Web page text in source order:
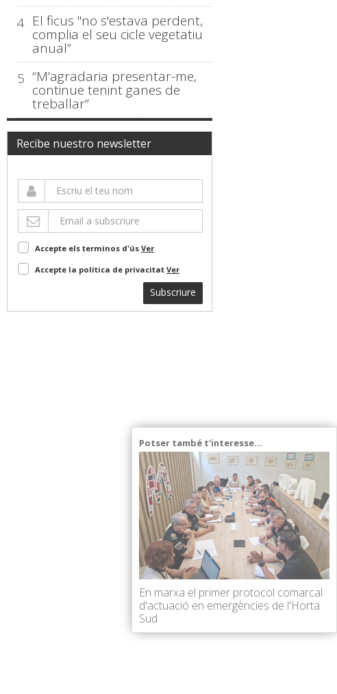
4 El ficus "no s'estava perdent,
complia el seu cicle vegetatiu
anual”
5 “M’agradaria presentar-me,
continue tenint ganes de
treballar”
Recibe nuestro newsletter
Accepte els terminos d'ús Ver
Accepte la política de privacitat Ver
Subscriure
Potser també t'interesse...
En marxa el primer protocol comarcal
d'actuació en emergències de l'Horta
Sud